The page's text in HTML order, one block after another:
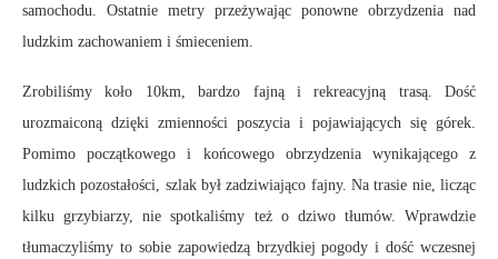
samochodu. Ostatnie metry przeżywając ponowne obrzydzenia nad
ludzkim zachowaniem i śmieceniem.
Zrobiliśmy koło 10km, bardzo fajną i rekreacyjną trasą. Dość
urozmaiconą dzięki zmienności poszycia i pojawiających się górek.
Pomimo początkowego i końcowego obrzydzenia wynikającego z
ludzkich pozostałości, szlak był zadziwiająco fajny. Na trasie nie, licząc
kilku grzybiarzy, nie spotkaliśmy też o dziwo tłumów. Wprawdzie
tłumaczyliśmy to sobie zapowiedzą brzydkiej pogody i dość wczesnej